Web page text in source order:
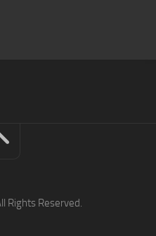
Rights Reserved.